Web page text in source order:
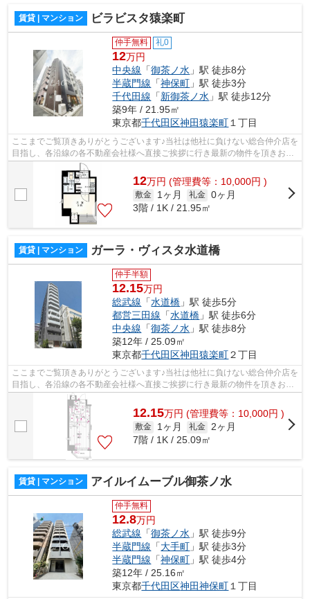
賃貸 | マンション ビラビスタ猿楽町
仲手無料 礼0
12万円
中央線 「御茶ノ水 」駅 徒歩8分
半蔵門線 「神保町 」駅 徒歩3分
千代田線 「新御茶ノ水 」駅 徒歩12分
築9年 / 21.95㎡
東京都千代田区神田猿楽町 １丁目
ここまでご覧頂きありがとうございます♪当社は他社に負けない総合仲介店を
目指し、各沿線の各不動産会社様へ直接ご挨拶に行き最新の物件を頂きお客
様へ提供しております！最新の情報は...
12万円 (管理費等：10,000円 )
敷金 1ヶ月 礼金 0ヶ月
3階 / 1K / 21.95㎡
賃貸 | マンション ガーラ・ヴィスタ水道橋
仲手半額
12.15万円
総武線 「水道橋 」駅 徒歩5分
都営三田線 「水道橋 」駅 徒歩6分
中央線 「御茶ノ水 」駅 徒歩8分
築12年 / 25.09㎡
東京都千代田区神田猿楽町２丁目
ここまでご覧頂きありがとうございます♪当社は他社に負けない総合仲介店を
目指し、各沿線の各不動産会社様へ直接ご挨拶に行き最新の物件を頂きお客
様へ提供しております！最新の情報は...
12.15万円 (管理費等：10,000円 )
敷金 1ヶ月 礼金
2ヶ月
7階 / 1K / 25.09㎡
賃貸 | マンション アイルイムーブル御茶ノ水
仲手無料
12.8万円
総武線 「御茶ノ水 」駅 徒歩9分
半蔵門線 「大手町 」駅 徒歩3分
半蔵門線 「神保町 」駅 徒歩4分
築12年 / 25.16㎡
東京都千代田区神田神保町１丁目